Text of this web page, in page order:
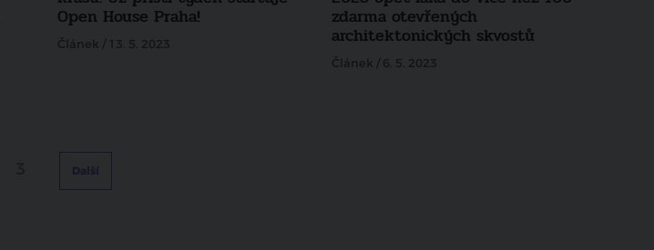
Open House Praha!
Článek / 13. 5. 2023
zdarma otevřených
architektonických skvostů
Článek / 6. 5. 2023